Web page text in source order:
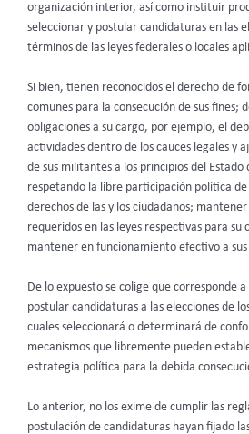
organización interior, así como instituir
seleccionar y postular candidaturas en las
términos de las leyes federales o locales
Si bien, tienen reconocidos el derecho de
comunes para la consecución de sus fines;
obligaciones a su cargo, por ejemplo, el
actividades dentro de los cauces legales y
de sus militantes a los principios del Estado
respetando la libre participación política de
derechos de las y los ciudadanos;
requeridos en las leyes respectivas para
mantener en funcionamiento efectivo a
De lo expuesto se colige que corresponde
postular candidaturas a las elecciones de
cuales seleccionará o determinará de
mecanismos que libremente pueden
estrategia política para la debida
Lo anterior, no los exime de cumplir las
postulación de candidaturas hayan fijado